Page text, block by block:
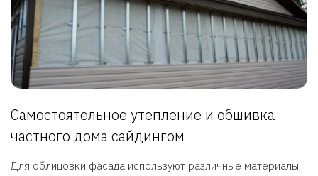
Самостоятельное утепление и обшивка
частного дома сайдингом
Для облицовки фасада используют различные материалы,